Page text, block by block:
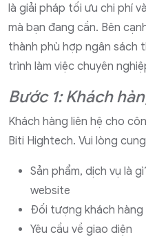
là giải pháp tối ưu chi phí
mà bạn đang cần. Bên
thành phù hợp ngân sách
trình làm việc chuyên
Bước 1: Khách
Khách hàng liên hệ cho
Biti Hightech. Vui lòng
Sản phẩm, dịch vụ là
website
Đối tượng khách hàng
Yêu cầu về giao diện